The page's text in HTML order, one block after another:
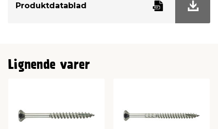
Inde/ude Udendørs
Produktdatablad
Lignende varer